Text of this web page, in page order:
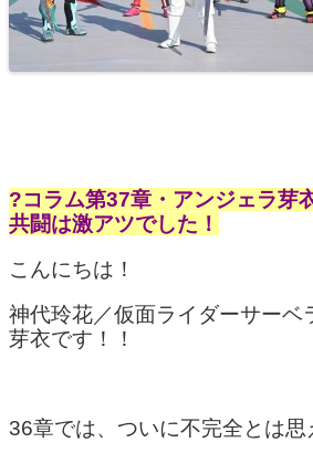
?コラム第37章・アンジェラ芽
共闘は激アツでした！
こんにちは！
神代玲花／仮面ライダーサーベ
芽衣です！！
36章では、ついに不完全とは思